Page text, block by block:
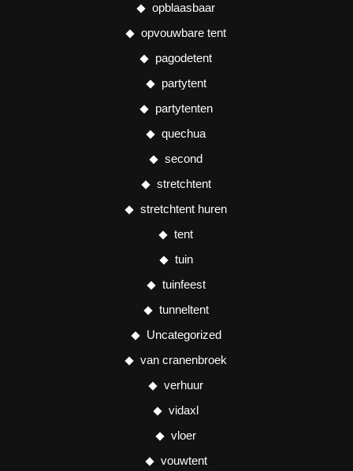
opblaasbaar
opvouwbare tent
pagodetent
partytent
partytenten
quechua
second
stretchtent
stretchtent huren
tent
tuin
tuinfeest
tunneltent
Uncategorized
van cranenbroek
verhuur
vidaxl
vloer
vouwtent